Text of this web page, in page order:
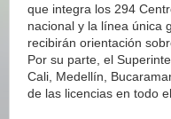
que integra los 294
nacional y la línea única
recibirán orientación
Por su parte, el
Cali, Medellín,
de las licencias en todo